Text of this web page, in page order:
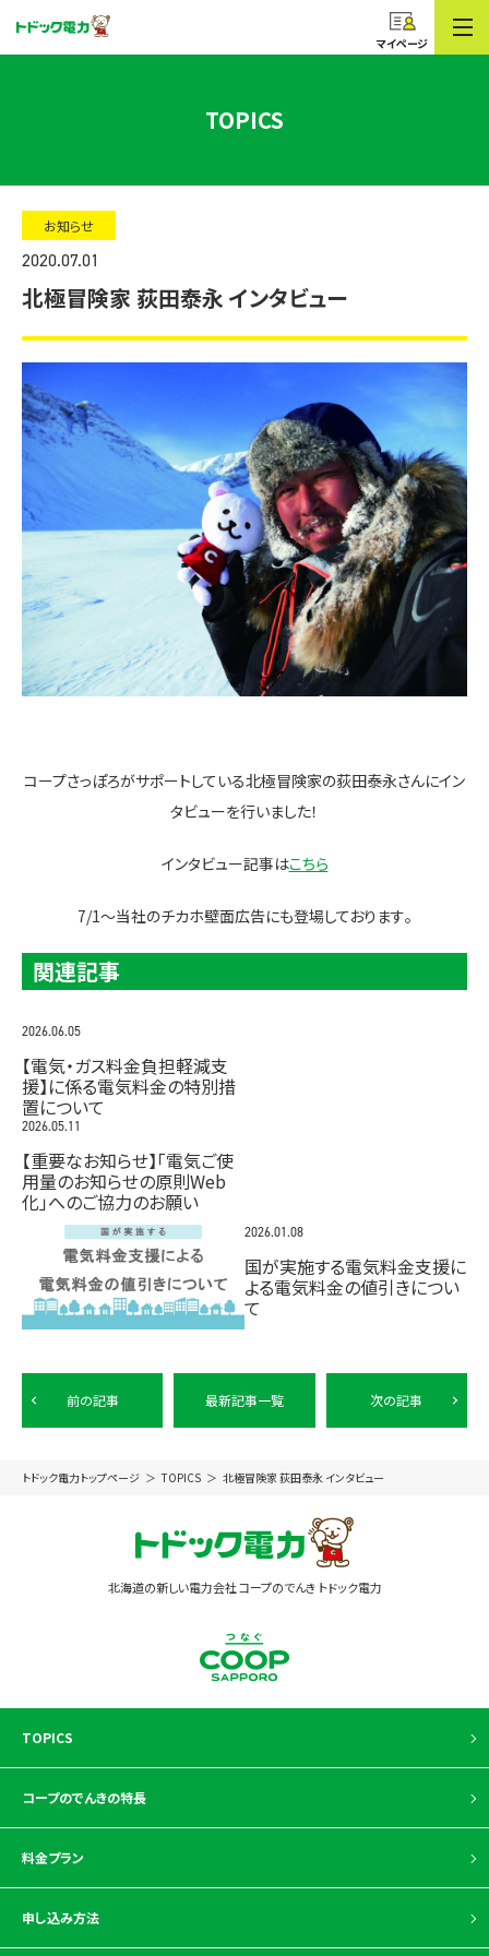
マイページ
TOPICS
お知らせ
2020.07.01
北極冒険家 荻田泰永 インタビュー
コープさっぽろがサポートしている北極冒険家の荻田泰永さんにイン
タビューを行いました！
インタビュー記事はこちら
7/1～当社のチカホ壁面広告にも登場しております｡
関連記事
2026.06.05
【電気・ガス料金負担軽減支
援】に係る電気料金の特別措
置について
2026.05.11
【重要なお知らせ】「電気ご使
用量のお知らせの原則Web
化」へのご協力のお願い
2026.01.08
国が実施する電気料金支援に
よる電気料金の値引きについ
て
前の記事 最新記事一覧 次の記事
トドック電力トップページ TOPICS 北極冒険家 荻田泰永 インタビュー
北海道の新しい電力会社 コープのでんき トドック電力
TOPICS
コープのでんきの特長
料金プラン
申し込み方法